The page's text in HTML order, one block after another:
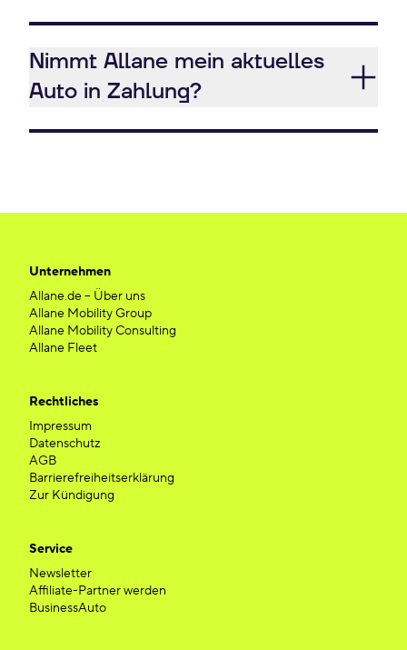
Nimmt Allane mein aktuelles
Auto in Zahlung?
Unternehmen
Allane.de – Über uns
Allane Mobility Group
Allane Mobility Consulting
Allane Fleet
Rechtliches
Impressum
Datenschutz
AGB
Barrierefreiheitserklärung
Zur Kündigung
Service
Newsletter
Affiliate-Partner werden
BusinessAuto